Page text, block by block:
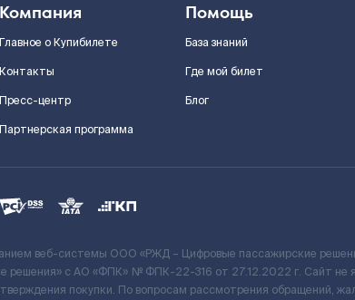
Компания
Главное о Купибилете
Контакты
Пресс-центр
Партнерская программа
Помощь
База знаний
Где мой билет
Блог
веб-системы ООО «РЖД – Цифровые пассажирские
решения» c АО «ФПК» № ФПК-22-316 от 27.12.2022 г. Сайт
покупки. По вопросам рассмотрения обращений,